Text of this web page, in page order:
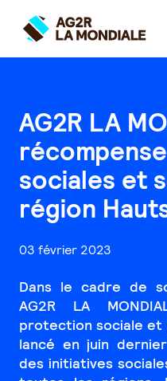
AG2R LA
sociales et
région
03 février 2023
Dans le cadre de
AG2R LA
protection sociale et
lancé en juin
des initiatives